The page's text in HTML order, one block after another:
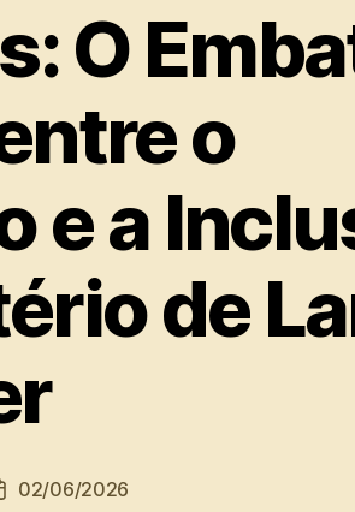
O
o
e a
de
02/06/2026